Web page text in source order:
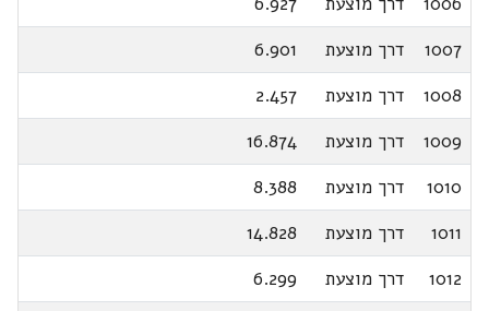
1007
דרך מוצעת
6.901
1008
דרך מוצעת
2.457
1009
דרך מוצעת
16.874
1010
דרך מוצעת
8.388
1011
דרך מוצעת
14.828
1012
דרך מוצעת
6.299